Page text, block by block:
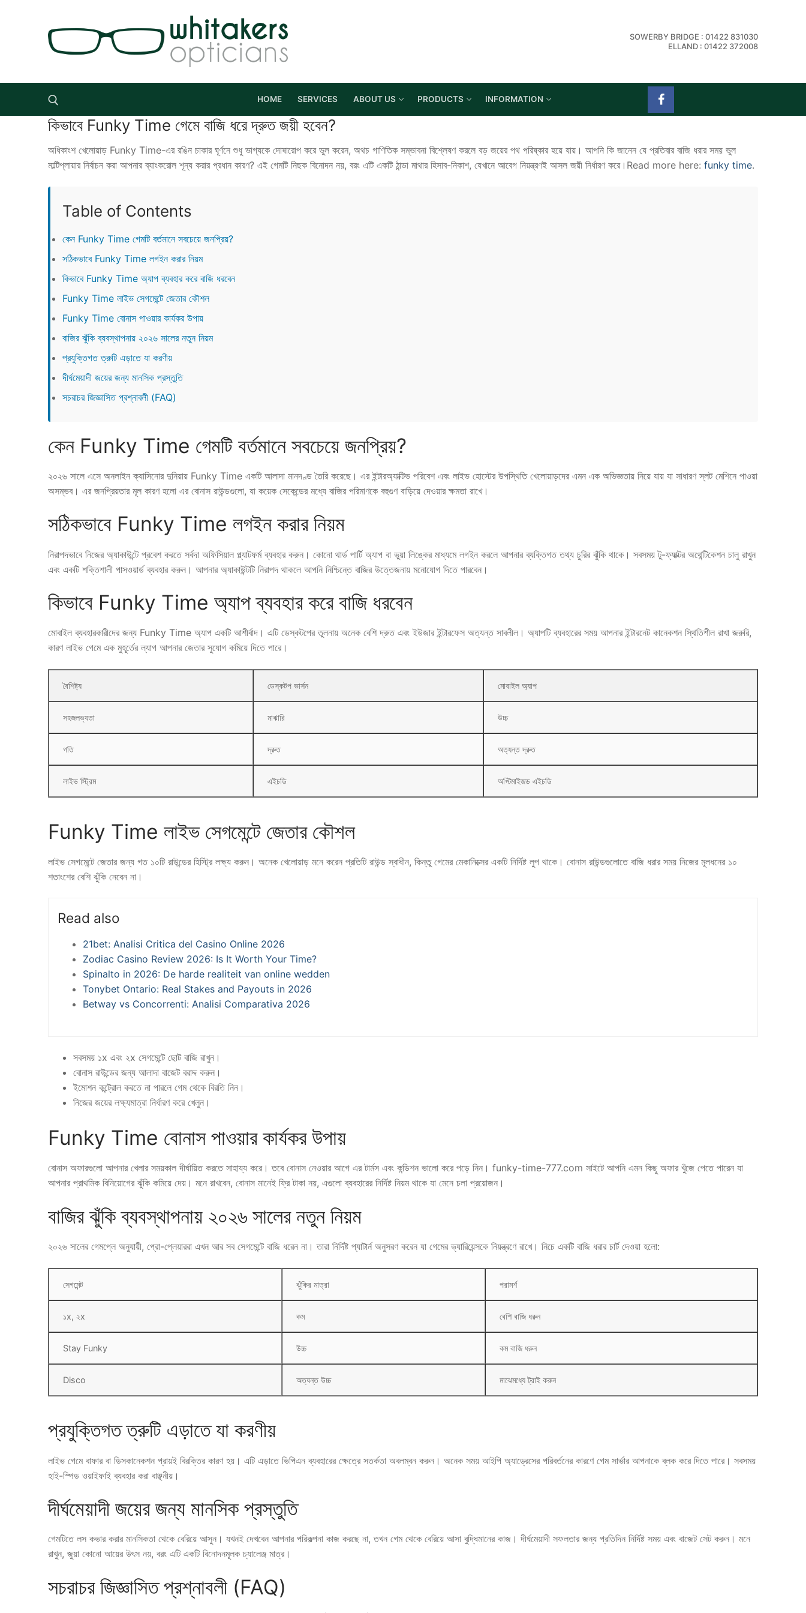
SOWERBY BRIDGE : 01422 831030
ELLAND : 01422 372008
Search for:
HOME SERVICES ABOUT US PRODUCTS INFORMATION
কিভাবে Funky Time গেমে বাজি ধরে দ্রুত জয়ী হবেন?
অধিকাংশ খেলোয়াড় Funky Time-এর রঙিন চাকার ঘূর্ণনে শুধু ভাগ্যকে দোষারোপ করে ভুল করেন, অথচ গাণিতিক সম্ভাবনা বিশ্লেষণ করলে বড় জয়ের পথ পরিষ্কার হয়ে যায়। আপনি কি জানেন যে প্রতিবার বাজি ধরার সময় ভুল
মাল্টিপ্লায়ার নির্বাচন করা আপনার ব্যাংকরোল শূন্য করার প্রধান কারণ? এই গেমটি নিছক বিনোদন নয়, বরং এটি একটি ঠান্ডা মাথার হিসাব-নিকাশ, যেখানে আবেগ নিয়ন্ত্রণই আসল জয়ী নির্ধারণ করে।Read more here: funky time.
Table of Contents
কেন Funky Time গেমটি বর্তমানে সবচেয়ে জনপ্রিয়?
সঠিকভাবে Funky Time লগইন করার নিয়ম
কিভাবে Funky Time অ্যাপ ব্যবহার করে বাজি ধরবেন
Funky Time লাইভ সেগমেন্টে জেতার কৌশল
Funky Time বোনাস পাওয়ার কার্যকর উপায়
বাজির ঝুঁকি ব্যবস্থাপনায় ২০২৬ সালের নতুন নিয়ম
প্রযুক্তিগত ত্রুটি এড়াতে যা করণীয়
দীর্ঘমেয়াদী জয়ের জন্য মানসিক প্রস্তুতি
সচরাচর জিজ্ঞাসিত প্রশ্নাবলী (FAQ)
কেন Funky Time গেমটি বর্তমানে সবচেয়ে জনপ্রিয়?
২০২৬ সালে এসে অনলাইন ক্যাসিনোর দুনিয়ায় Funky Time একটি আলাদা মানদণ্ড তৈরি করেছে। এর ইন্টারঅ্যাক্টিভ পরিবেশ এবং লাইভ হোস্টের উপস্থিতি খেলোয়াড়দের এমন এক অভিজ্ঞতায় নিয়ে যায় যা সাধারণ স্লট মেশিনে পাওয়া
অসম্ভব। এর জনপ্রিয়তার মূল কারণ হলো এর বোনাস রাউন্ডগুলো, যা কয়েক সেকেন্ডের মধ্যে বাজির পরিমাণকে বহুগুণ বাড়িয়ে দেওয়ার ক্ষমতা রাখে।
সঠিকভাবে Funky Time লগইন করার নিয়ম
নিরাপদভাবে নিজের অ্যাকাউন্টে প্রবেশ করতে সর্বদা অফিসিয়াল প্ল্যাটফর্ম ব্যবহার করুন। কোনো থার্ড পার্টি অ্যাপ বা ভুয়া লিঙ্কের মাধ্যমে লগইন করলে আপনার ব্যক্তিগত তথ্য চুরির ঝুঁকি থাকে। সবসময় টু-ফ্যাক্টর অথেন্টিকেশন চালু রাখুন
এবং একটি শক্তিশালী পাসওয়ার্ড ব্যবহার করুন। আপনার অ্যাকাউন্টটি নিরাপদ থাকলে আপনি নিশ্চিন্তে বাজির উত্তেজনায় মনোযোগ দিতে পারবেন।
কিভাবে Funky Time অ্যাপ ব্যবহার করে বাজি ধরবেন
মোবাইল ব্যবহারকারীদের জন্য Funky Time অ্যাপ একটি আশীর্বাদ। এটি ডেস্কটপের তুলনায় অনেক বেশি দ্রুত এবং ইউজার ইন্টারফেস অত্যন্ত সাবলীল। অ্যাপটি ব্যবহারের সময় আপনার ইন্টারনেট কানেকশন স্থিতিশীল রাখা জরুরি,
কারণ লাইভ গেমে এক মুহূর্তের ল্যাগ আপনার জেতার সুযোগ কমিয়ে দিতে পারে।
বৈশিষ্ট্য ডেস্কটপ ভার্সন মোবাইল অ্যাপ
সহজলভ্যতা মাঝারি উচ্চ
গতি দ্রুত অত্যন্ত দ্রুত
লাইভ স্ট্রিম এইচডি অপ্টিমাইজড এইচডি
Funky Time লাইভ সেগমেন্টে জেতার কৌশল
লাইভ সেগমেন্টে জেতার জন্য গত ১০টি রাউন্ডের হিস্ট্রি লক্ষ্য করুন। অনেক খেলোয়াড় মনে করেন প্রতিটি রাউন্ড স্বাধীন, কিন্তু গেমের মেকানিক্সের একটি নির্দিষ্ট লুপ থাকে। বোনাস রাউন্ডগুলোতে বাজি ধরার সময় নিজের মূলধনের ১০
শতাংশের বেশি ঝুঁকি নেবেন না।
Read also
21bet: Analisi Critica del Casino Online 2026
Zodiac Casino Review 2026: Is It Worth Your Time?
Spinalto in 2026: De harde realiteit van online wedden
Tonybet Ontario: Real Stakes and Payouts in 2026
Betway vs Concorrenti: Analisi Comparativa 2026
সবসময় ১x এবং ২x সেগমেন্টে ছোট বাজি রাখুন।
বোনাস রাউন্ডের জন্য আলাদা বাজেট বরাদ্দ করুন।
ইমোশন কন্ট্রোল করতে না পারলে গেম থেকে বিরতি নিন।
নিজের জয়ের লক্ষ্যমাত্রা নির্ধারণ করে খেলুন।
Funky Time বোনাস পাওয়ার কার্যকর উপায়
বোনাস অফারগুলো আপনার খেলার সময়কাল দীর্ঘায়িত করতে সাহায্য করে। তবে বোনাস নেওয়ার আগে এর টার্মস এবং কন্ডিশন ভালো করে পড়ে নিন। funky-time-777.com সাইটে আপনি এমন কিছু অফার খুঁজে পেতে পারেন যা
আপনার প্রাথমিক বিনিয়োগের ঝুঁকি কমিয়ে দেয়। মনে রাখবেন, বোনাস মানেই ফ্রি টাকা নয়, এগুলো ব্যবহারের নির্দিষ্ট নিয়ম থাকে যা মেনে চলা প্রয়োজন।
বাজির ঝুঁকি ব্যবস্থাপনায় ২০২৬ সালের নতুন নিয়ম
২০২৬ সালের গেমপ্লে অনুযায়ী, প্রো-প্লেয়াররা এখন আর সব সেগমেন্টে বাজি ধরেন না। তারা নির্দিষ্ট প্যাটার্ন অনুসরণ করেন যা গেমের ভ্যারিয়েন্সকে নিয়ন্ত্রণে রাখে। নিচে একটি বাজি ধরার চার্ট দেওয়া হলো:
সেগমেন্ট ঝুঁকির মাত্রা পরামর্শ
১x, ২x কম বেশি বাজি ধরুন
Stay Funky উচ্চ কম বাজি ধরুন
Disco অত্যন্ত উচ্চ মাঝেমধ্যে ট্রাই করুন
প্রযুক্তিগত ত্রুটি এড়াতে যা করণীয়
লাইভ গেমে বাফার বা ডিসকানেকশন প্রায়ই বিরক্তির কারণ হয়। এটি এড়াতে ভিপিএন ব্যবহারের ক্ষেত্রে সতর্কতা অবলম্বন করুন। অনেক সময় আইপি অ্যাড্রেসের পরিবর্তনের কারণে গেম সার্ভার আপনাকে ব্লক করে দিতে পারে। সবসময়
হাই-স্পিড ওয়াইফাই ব্যবহার করা বাঞ্ছনীয়।
দীর্ঘমেয়াদী জয়ের জন্য মানসিক প্রস্তুতি
গেমটিতে লস কভার করার মানসিকতা থেকে বেরিয়ে আসুন। যখনই দেখবেন আপনার পরিকল্পনা কাজ করছে না, তখন গেম থেকে বেরিয়ে আসা বুদ্ধিমানের কাজ। দীর্ঘমেয়াদী সফলতার জন্য প্রতিদিন নির্দিষ্ট সময় এবং বাজেট সেট করুন। মনে
রাখুন, জুয়া কোনো আয়ের উৎস নয়, বরং এটি একটি বিনোদনমূলক চ্যালেঞ্জ মাত্র।
সচরাচর জিজ্ঞাসিত প্রশ্নাবলী (FAQ)